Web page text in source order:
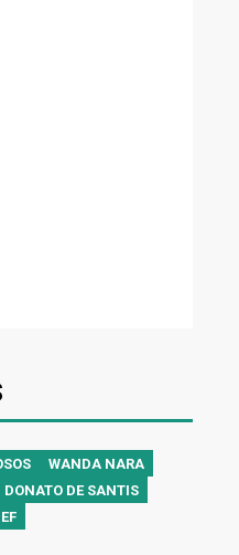
WANDA NARA
DONATO DE SANTIS